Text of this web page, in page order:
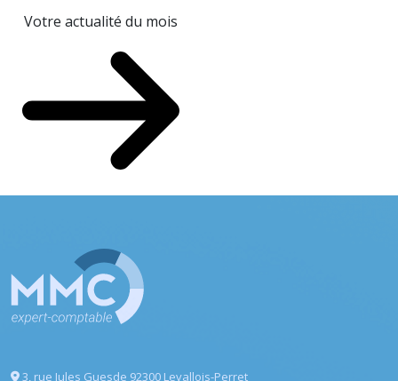
Votre actualité du mois
3, rue Jules Guesde 92300 Levallois-Perret